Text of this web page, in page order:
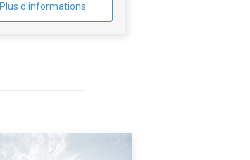
Plus d'informations